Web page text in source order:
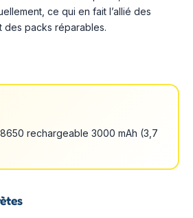
ce qui en fait l’allié des
packs réparables.
rechargeable 3000 mAh (3,7